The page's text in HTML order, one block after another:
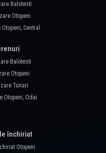
Balotesti
Otopeni
Central
Balotesti
Otopeni
Tunari
Otopeni, Odai
închiriat
Otopeni